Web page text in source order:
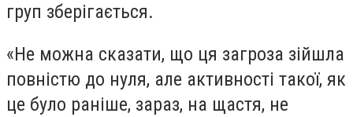
груп зберігається.
«Не можна сказати, що ця загроза зійшла
повністю до нуля, але активності такої, як
це було раніше, зараз, на щастя, не